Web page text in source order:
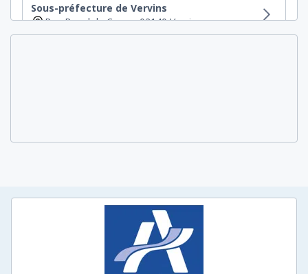
Sous-préfecture de Vervins
Rue Raoul de Coucy, 02140 Vervins